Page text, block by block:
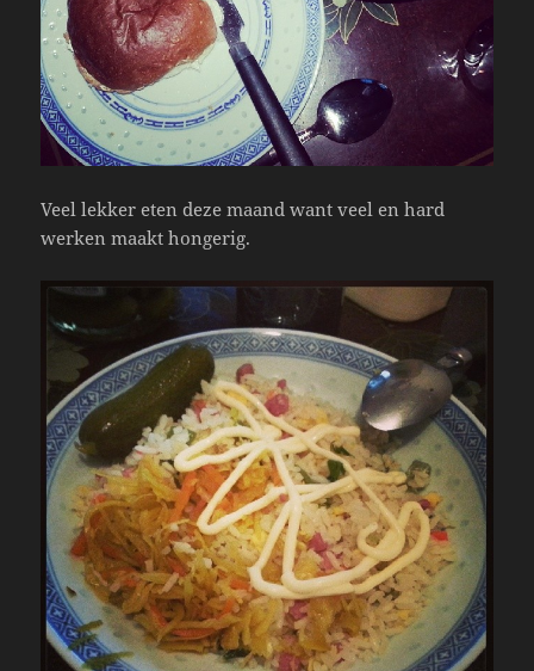
Veel lekker eten deze maand want veel en hard
werken maakt hongerig.